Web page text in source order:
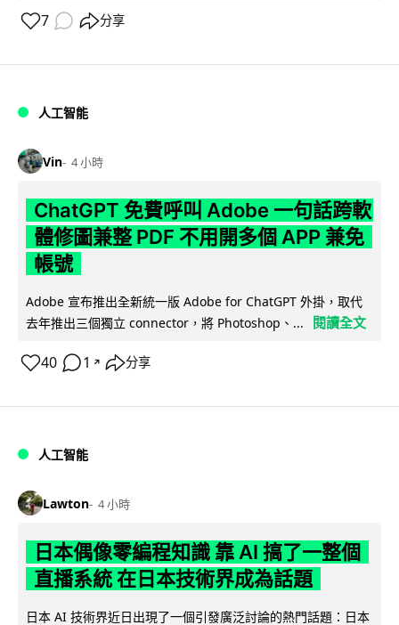
7 分享
人工智能
Vin 4 小時
ChatGPT 免費呼叫 Adobe 一句話跨軟
體修圖兼整 PDF 不用開多個 APP 兼免
帳號
Adobe 宣布推出全新統一版 Adobe for ChatGPT 外掛，取代
去年推出三個獨立 connector，將 Photoshop、...
閱讀全文
40 1 ↗ 分享
人工智能
Lawton 4 小時
日本偶像零編程知識 靠 AI 搞了一整個
直播系統 在日本技術界成為話題
日本 AI 技術界近日出現了一個引發廣泛討論的熱門話題：日本